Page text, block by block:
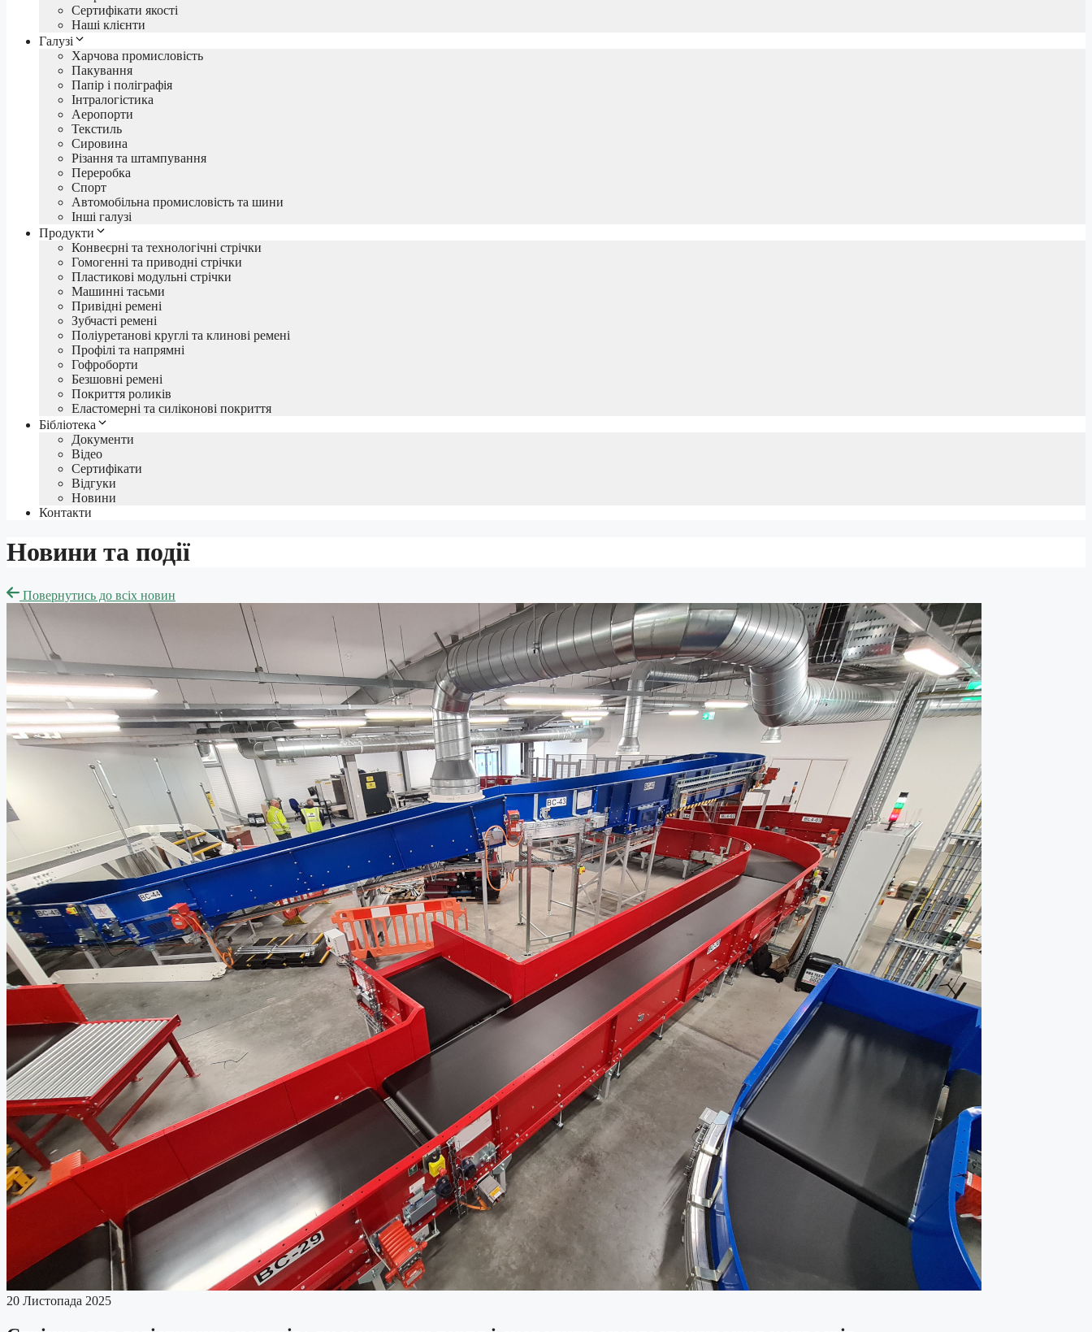
Сертифікати якості
Наші клієнти
Галузі
Харчова промисловість
Пакування
Папір і поліграфія
Інтралогістика
Аеропорти
Текстиль
Сировина
Різання та штампування
Переробка
Спорт
Автомобільна промисловість та шини
Інші галузі
Продукти
Конвеєрні та технологічні стрічки
Гомогенні та приводні стрічки
Пластикові модульні стрічки
Машинні тасьми
Привідні ремені
Зубчасті ремені
Поліуретанові круглі та клинові ремені
Профілі та напрямні
Гофроборти
Безшовні ремені
Покриття роликів
Еластомерні та силіконові покриття
Бібліотека
Документи
Відео
Сертифікати
Відгуки
Новини
Контакти
Новини та події
Повернутись до всіх новин
20 Листопада 2025